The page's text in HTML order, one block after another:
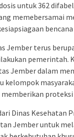
untuk 362
memebersamai
Jember terus
Jember dalam
kelompok
memberikan
Dinas Kesehatan
Jember untuk